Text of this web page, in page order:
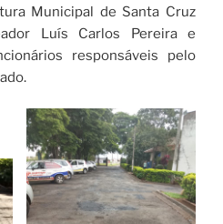
Municipal de Santa Cruz
Luís Carlos Pereira e
responsáveis pelo